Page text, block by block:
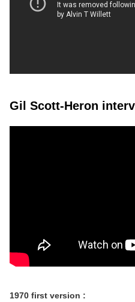
Gil Scott-Heron
1970 first version :